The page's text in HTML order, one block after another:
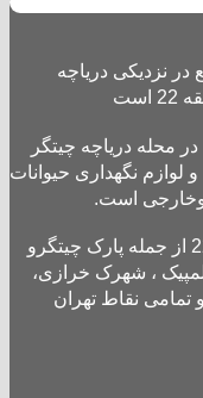
پت پت شاپ منطقه 22 واقع در نزدیکی دریاچه
محله دریاچه چیتگر
لوازم نگهداری حیوانات
وخارجی است.
پت شاپ نینی پت به تمامی نقاط منطقه 22 از جمله پارک چیتگرو
، شهرک خرازی،
تمامی نقاط تهران